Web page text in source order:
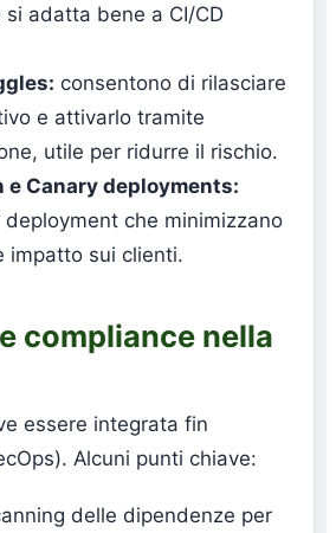
si adatta bene a CI/CD
consentono di rilasciare
e attivarlo tramite
utile per ridurre il rischio.
e Canary deployments:
che minimizzano
impatto sui clienti.
compliance nella
essere integrata fin
Alcuni punti chiave:
delle dipendenze per